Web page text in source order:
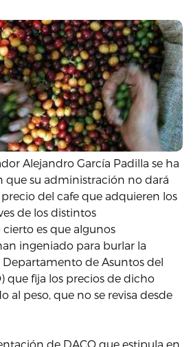
Alejandro García Padilla se ha
su administración no dará
del cafe que adquieren los
de los distintos
es que algunos
ingeniado para burlar la
de Asuntos del
que fija los precios de dicho
al peso, que no se revisa desde
de DACO que estipula en